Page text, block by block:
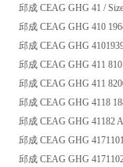
邱成 CEAG GHG 41 /
邱成 CEAG GHG 410
邱成 CEAG GHG
邱成 CEAG GHG 411
邱成 CEAG GHG 411
邱成 CEAG GHG 4118
邱成 CEAG GHG 41182
邱成 CEAG GHG
邱成 CEAG GHG